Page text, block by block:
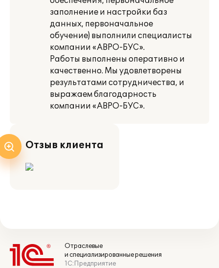
заполнение и настройки баз
данных, первоначальное
обучение) выполнили специалисты
компании «АВРО-БУС».
Работы выполнены оперативно и
качественно. Мы удовлетворены
результатами сотрудничества, и
выражаем благодарность
компании «АВРО-БУС».
Отзыв клиента
Отраслевые
и специализированные решения
1С:Предприятие